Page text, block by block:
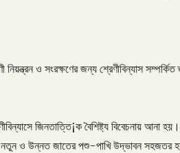
নিয়ন্ত্রন ও সংরক্ষণের জন্য শ্রেণীবিন্যাস
জিনতাত্তি¡ক বৈশিষ্ট্য বিবেচনায় আনা হয়।
ও উন্নত জাতের পশু-পাখি উদ্ভাবন সহজতর